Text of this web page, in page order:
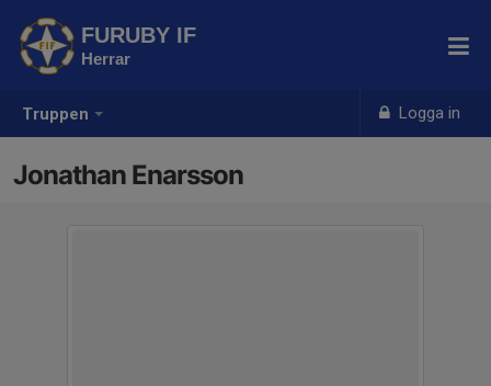
Truppen Logga in
FURUBY IF
Herrar
Jonathan Enarsson